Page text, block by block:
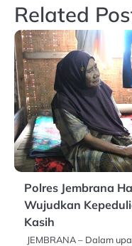
Related
Polres Jembrana
Wujudkan
Kasih
JEMBRANA – Dalam